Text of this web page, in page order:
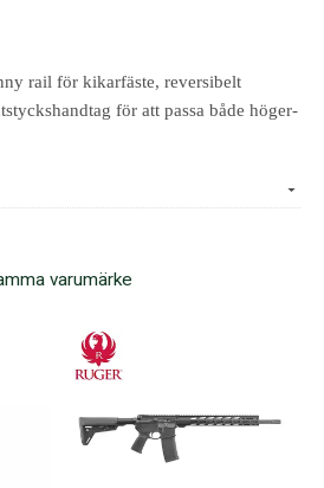
rail för kikarfäste, reversibelt
för att passa både höger-
varumärke